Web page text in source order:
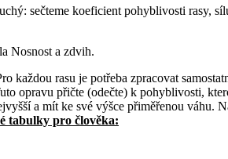
sečteme koeficient pohyblivosti rasy,
Nosnost a zdvih.
každou rasu je potřeba zpracovat
opravu přičte (odečte) k pohyblivosti,
a mít ke své výšce přiměřenou váhu.
tabulky pro člověka: